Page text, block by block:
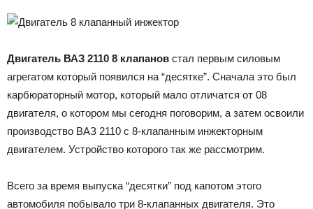
Двигатель ВАЗ 2110 8 клапанов стал первым силовым
агрегатом который появился на “десятке”. Сначала это был
карбюраторный мотор, который мало отличатся от 08
двигателя, о котором мы сегодня поговорим, а затем освоили
производство ВАЗ 2110 с 8-клапанным инжекторным
двигателем. Устройство которого так же рассмотрим.
Всего за время выпуска “десятки” под капотом этого
автомобиля побывало три 8-клапанных двигателя. Это